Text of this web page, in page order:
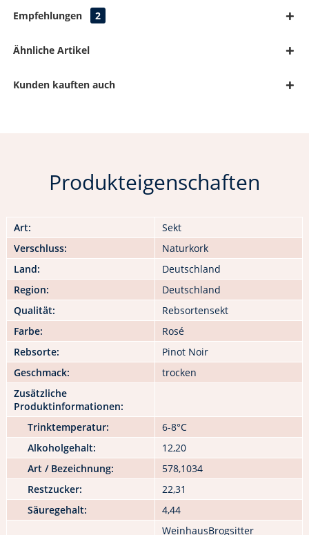
Empfehlungen 2
Ähnliche Artikel
Kunden kauften auch
Produkteigenschaften
Art:
Sekt
Verschluss:
Naturkork
Land:
Deutschland
Region:
Deutschland
Qualität:
Rebsortensekt
Farbe:
Rosé
Rebsorte:
Pinot Noir
Geschmack:
trocken
Zusätzliche
Produktinformationen:
Trinktemperatur:
6-8°C
Alkoholgehalt:
12,20
Art / Bezeichnung:
578,1034
Restzucker:
22,31
Säuregehalt:
4,44
WeinhausBrogsitter